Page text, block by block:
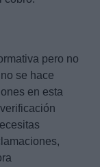
pero no
no se hace
en esta